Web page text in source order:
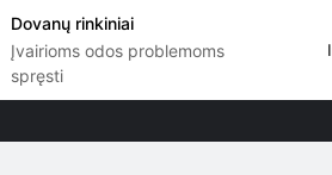
Dovanų rinkiniai
Įvairioms odos problemoms
spręsti